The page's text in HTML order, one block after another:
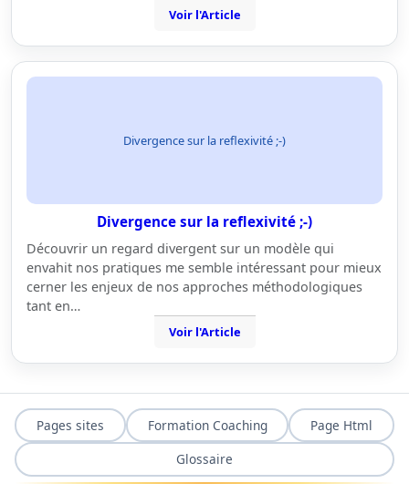
Voir l'Article
Divergence sur la reflexivité ;-)
Divergence sur la reflexivité ;-)
Découvrir un regard divergent sur un modèle qui
envahit nos pratiques me semble intéressant pour mieux
cerner les enjeux de nos approches méthodologiques
tant en…
Voir l'Article
Pages sites Formation Coaching
Page Html
Glossaire